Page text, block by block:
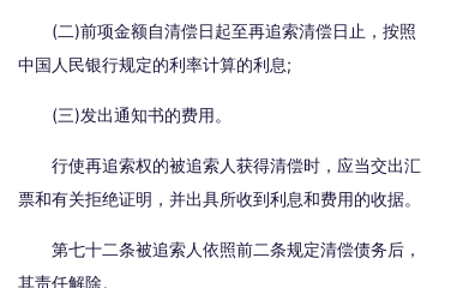
(二)前项金额自清偿日起至再追索清偿日止，按照
中国人民银行规定的利率计算的利息;
(三)发出通知书的费用。
行使再追索权的被追索人获得清偿时，应当交出汇
票和有关拒绝证明，并出具所收到利息和费用的收据。
第七十二条被追索人依照前二条规定清偿债务后，
其责任解除。